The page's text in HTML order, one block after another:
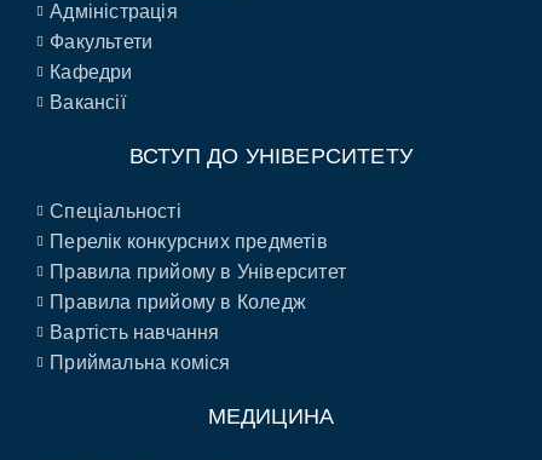
Адміністрація
Факультети
Кафедри
Вакансії
ВСТУП ДО УНІВЕРСИТЕТУ
Спеціальності
Перелік конкурсних предметів
Правила прийому в Університет
Правила прийому в Коледж
Вартість навчання
Приймальна коміся
МЕДИЦИНА